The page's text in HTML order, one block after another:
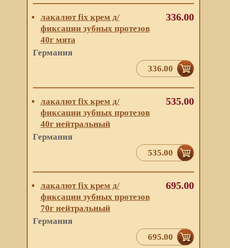
лакалют fix крем д/
фиксации зубных протезов
40г мята
Германия
336.00
336.00
лакалют fix крем д/
фиксации зубных протезов
40г нейтральный
Германия
535.00
535.00
лакалют fix крем д/
фиксации зубных протезов
70г нейтральный
Германия
695.00
695.00